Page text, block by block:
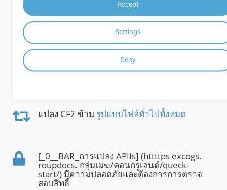
distribution/cont-pages/)
[Watermark] (htttps september docs. จัดกลุ่ม
docs. กลุ่มเมฆ/ control/add-watermark/)
0_BARหน้า
[ป้องกันคําพั่ [htttpps idocs. จัดกลุ่ม Docs. กลุ่ม
แปลง CF2 ข้าม รูปแบบไฟล์ทั่วไปทั้งหมด
[_0__BAR_การแปลง APIIs] (httttps excogs.
roupdocs. กลุ่มเมฆ/คอนกรูเอนต์/queck-
start/) มีความปลอดภัยและต้องการการตรวจ
สอบสิทธิ์
Accept
Settings
Deny